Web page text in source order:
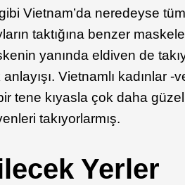
Vietnam’da neredeyse
taktığına benzer
yanında eldiven de
Vietnamlı kadınlar -
tene kıyasla çok daha
takıyorlarmış.
Yerler